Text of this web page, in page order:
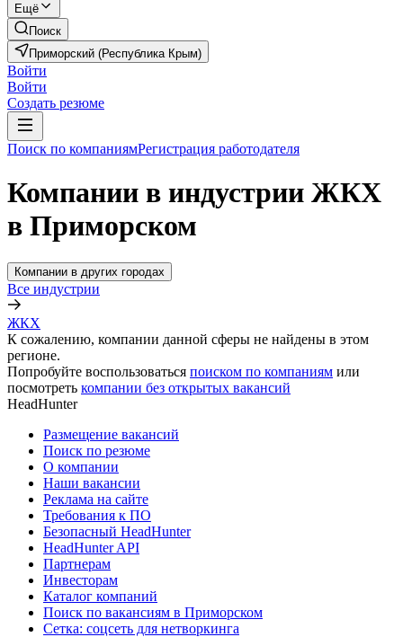
Ещё
Поиск
Приморский (Республика Крым)
Войти
Войти
Создать резюме
Поиск по компаниямРегистрация работодателя
Компании в индустрии ЖКХ
в Приморском
Компании в других городах
Все индустрии
ЖКХ
К сожалению, компании данной сферы не найдены в этом
регионе.
Попробуйте воспользоваться поиском по компаниям или
посмотреть компании без открытых вакансий
HeadHunter
Размещение вакансий
Поиск по резюме
О компании
Наши вакансии
Реклама на сайте
Требования к ПО
Безопасный HeadHunter
HeadHunter API
Партнерам
Инвесторам
Каталог компаний
Поиск по вакансиям в Приморском
Сетка: соцсеть для нетворкинга